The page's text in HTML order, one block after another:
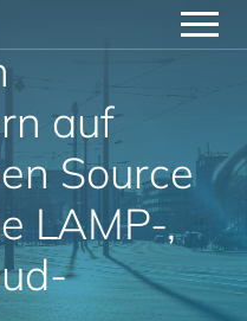
auf
Source
LAMP-,